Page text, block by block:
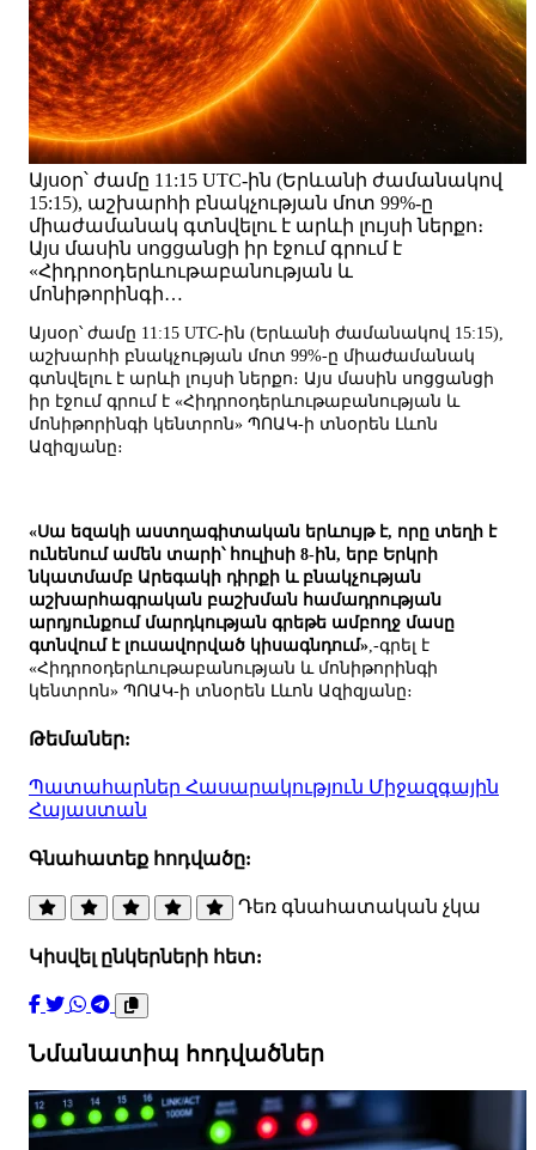
Այսօր՝ ժամը 11:15 UTC-ին (Երևանի ժամանակով
15:15), աշխարհի բնակչության մոտ 99%-ը
միաժամանակ գտնվելու է արևի լույսի ներքո։
Այս մասին սոցցանցի իր էջում գրում է
«Հիդրոօդերևութաբանության և
մոնիթորինգի…
Այսօր՝ ժամը 11:15 UTC-ին (Երևանի ժամանակով 15:15),
աշխարհի բնակչության մոտ 99%-ը միաժամանակ
գտնվելու է արևի լույսի ներքո։ Այս մասին սոցցանցի
իր էջում գրում է «Հիդրոօդերևութաբանության և
մոնիթորինգի կենտրոն» ՊՈԱԿ-ի տնօրեն Լևոն
Ազիզյանը։
«Սա եզակի աստղագիտական երևույթ է, որը տեղի է
ունենում ամեն տարի՝ հուլիսի 8-ին, երբ Երկրի
նկատմամբ Արեգակի դիրքի և բնակչության
աշխարհագրական բաշխման համադրության
արդյունքում մարդկության գրեթե ամբողջ մասը
գտնվում է լուսավորված կիսագնդում» ,-գրել է
«Հիդրոօդերևութաբանության և մոնիթորինգի
կենտրոն» ՊՈԱԿ-ի տնօրեն Լևոն Ազիզյանը։
Թեմաներ:
Պատահարներ Հասարակություն Միջազգային
Հայաստան
Գնահատեք հոդվածը:
Դեռ գնահատական չկա
Կիսվել ընկերների հետ:
Նմանատիպ հոդվածներ